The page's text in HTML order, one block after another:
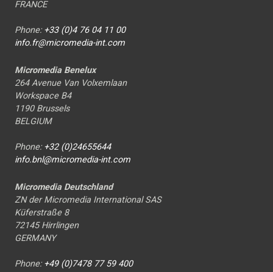
FRANCE
Phone: +33 (0)4 76 04 11 00
info.fr@micromedia-int.com
Micromedia Benelux
264 Avenue Van Volxemlaan
Workspace B4
1190 Brussels
BELGIUM
Phone: +32 (0)24655644
info.bnl@micromedia-int.com
Micromedia Deutschland
ZN der Micromedia International SAS
Küferstraße 8
72145 Hirrlingen
GERMANY
Phone: +49 (0)7478 77 59 400